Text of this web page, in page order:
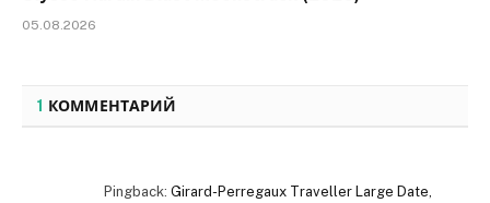
05.08.2026
1 КОММЕНТАРИЙ
Pingback: Girard-Perregaux Traveller Large Date,